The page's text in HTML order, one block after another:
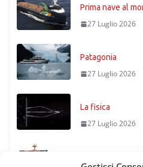
Prima nave al
27 Luglio 2026
Patagonia
27 Luglio 2026
La fisica
27 Luglio 2026